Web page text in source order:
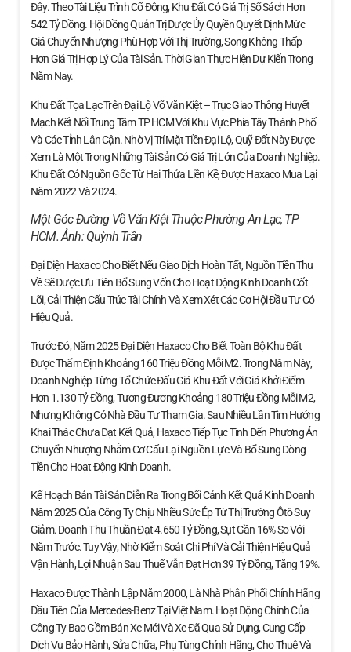
Đây. Theo Tài Liệu Trình Cổ Đông, Khu Đất Có Giá Trị Sổ Sách Hơn
542 Tỷ Đồng. Hội Đồng Quản Trị Được Ủy Quyền Quyết Định Mức
Giá Chuyển Nhượng Phù Hợp Với Thị Trường, Song Không Thấp
Hơn Giá Trị Hợp Lý Của Tài Sản. Thời Gian Thực Hiện Dự Kiến Trong
Năm Nay.
Khu Đất Tọa Lạc Trên Đại Lộ Võ Văn Kiệt – Trục Giao Thông Huyết
Mạch Kết Nối Trung Tâm TP HCM Với Khu Vực Phía Tây Thành Phố
Và Các Tỉnh Lân Cận. Nhờ Vị Trí Mặt Tiền Đại Lộ, Quỹ Đất Này Được
Xem Là Một Trong Những Tài Sản Có Giá Trị Lớn Của Doanh Nghiệp.
Khu Đất Có Nguồn Gốc Từ Hai Thửa Liền Kề, Được Haxaco Mua Lại
Năm 2022 Và 2024.
Một Góc Đường Võ Văn Kiệt Thuộc Phường An Lạc, TP
HCM. Ảnh:Quỳnh Trần
Đại Diện Haxaco Cho Biết Nếu Giao Dịch Hoàn Tất, Nguồn Tiền Thu
Về Sẽ Được Ưu Tiên Bổ Sung Vốn Cho Hoạt Động Kinh Doanh Cốt
Lõi, Cải Thiện Cấu Trúc Tài Chính Và Xem Xét Các Cơ Hội Đầu Tư Có
Hiệu Quả.
Trước Đó, Năm 2025 Đại Diện Haxaco Cho Biết Toàn Bộ Khu Đất
Được Thẩm Định Khoảng 160 Triệu Đồng Mỗi M2. Trong Năm Này,
Doanh Nghiệp Từng Tổ Chức Đấu Giá Khu Đất Với Giá Khởi Điểm
Hơn 1.130 Tỷ Đồng, Tương Đương Khoảng 180 Triệu Đồng Mỗi M2,
Nhưng Không Có Nhà Đầu Tư Tham Gia. Sau Nhiều Lần Tìm Hướng
Khai Thác Chưa Đạt Kết Quả, Haxaco Tiếp Tục Tính Đến Phương Án
Chuyển Nhượng Nhằm Cơ Cấu Lại Nguồn Lực Và Bổ Sung Dòng
Tiền Cho Hoạt Động Kinh Doanh.
Kế Hoạch Bán Tài Sản Diễn Ra Trong Bối Cảnh Kết Quả Kinh Doanh
Năm 2025 Của Công Ty Chịu Nhiều Sức Ép Từ Thị Trường Ôtô Suy
Giảm. Doanh Thu Thuần Đạt 4.650 Tỷ Đồng, Sụt Gần 16% So Với
Năm Trước. Tuy Vậy, Nhờ Kiểm Soát Chi Phí Và Cải Thiện Hiệu Quả
Vận Hành, Lợi Nhuận Sau Thuế Vẫn Đạt Hơn 39 Tỷ Đồng, Tăng 19%.
Haxaco Được Thành Lập Năm 2000, Là Nhà Phân Phối Chính Hãng
Đầu Tiên Của Mercedes-Benz Tại Việt Nam. Hoạt Động Chính Của
Công Ty Bao Gồm Bán Xe Mới Và Xe Đã Qua Sử Dụng, Cung Cấp
Dịch Vụ Bảo Hành, Sửa Chữa, Phụ Tùng Chính Hãng, Cho Thuê Và